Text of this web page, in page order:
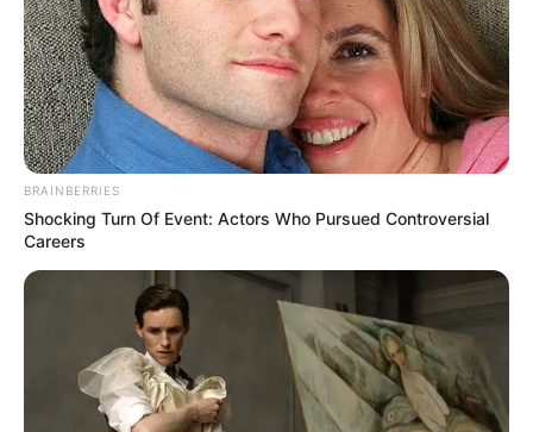
BRAINBERRIES
Shocking Turn Of Event: Actors Who Pursued Controversial
Careers